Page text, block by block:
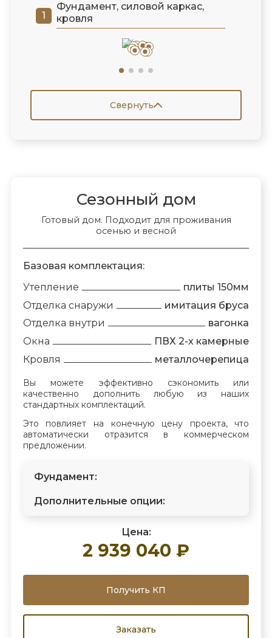
Фундамент, силовой каркас,
кровля
Свернуть
Сезонный дом
Готовый дом. Подходит для проживания
осенью и весной
Базовая комплектация:
Утепление
плиты 150мм
Отделка снаружи
имитация бруса
Отделка внутри
вагонка
Окна
ПВХ 2-х камерные
Кровля
металлочерепица
Вы можете эффективно сэкономить или
качественно дополнить любую из наших
стандартных комплектаций.
Это повлияет на конечную цену проекта, что
автоматически отразится в коммерческом
предложении.
Фундамент:
Дополнительные опции:
Цена:
2 939 040 ₽
Получить КП
Заказать